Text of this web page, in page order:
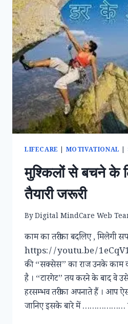
LIFECARE MOTIVATIONAL
मुश्किलों से बचने के
तैयारी जरूरी
ByDigital MindCare Web
काम का तरीका बदलिए , मिलेगी
https://youtu.be/
की “सक्सेस” का राज उनके काम
है । “टारगेट” तय करने के बाद वे
हरसम्भव तरीका अपनाते हैं । आप
जानिए इसके बारे में ………………